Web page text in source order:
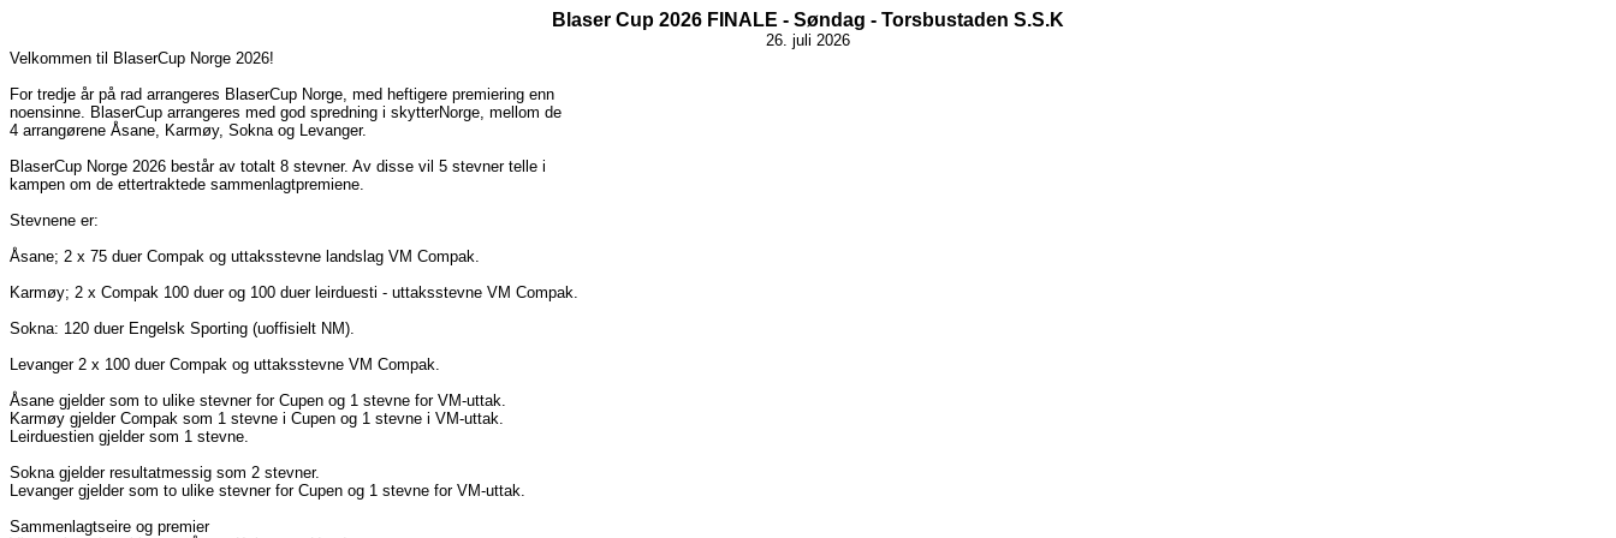
Blaser Cup 2026 FINALE - Søndag - Torsbustaden S.S.K
26. juli 2026
Velkommen til BlaserCup Norge 2026!
For tredje år på rad arrangeres BlaserCup Norge, med heftigere premiering enn
noensinne. BlaserCup arrangeres med god spredning i skytterNorge, mellom de
4 arrangørene Åsane, Karmøy, Sokna og Levanger.
BlaserCup Norge 2026 består av totalt 8 stevner. Av disse vil 5 stevner telle i
kampen om de ettertraktede sammenlagtpremiene.
Stevnene er:
Åsane; 2 x 75 duer Compak og uttaksstevne landslag VM Compak.
Karmøy; 2 x Compak 100 duer og 100 duer leirduesti - uttaksstevne VM Compak.
Sokna: 120 duer Engelsk Sporting (uoffisielt NM).
Levanger 2 x 100 duer Compak og uttaksstevne VM Compak.
Åsane gjelder som to ulike stevner for Cupen og 1 stevne for VM-uttak.
Karmøy gjelder Compak som 1 stevne i Cupen og 1 stevne i VM-uttak.
Leirduestien gjelder som 1 stevne.
Sokna gjelder resultatmessig som 2 stevner.
Levanger gjelder som to ulike stevner for Cupen og 1 stevne for VM-uttak.
Sammenlagtseire og premier